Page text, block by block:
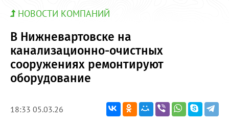
НОВОСТИ КОМПАНИЙ
В Нижневартовске на
канализационно-очистных
сооружениях ремонтируют
оборудование
18:33 05.03.26